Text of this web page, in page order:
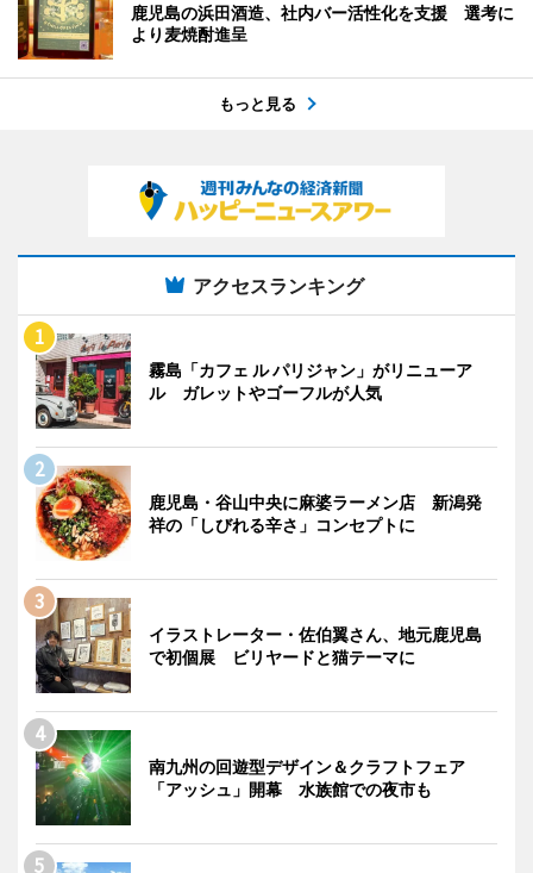
鹿児島の浜田酒造、社内バー活性化を支援 選考に
より麦焼酎進呈
もっと見る
アクセスランキング
霧島「カフェ ル パリジャン」がリニューア
ル ガレットやゴーフルが人気
鹿児島・谷山中央に麻婆ラーメン店 新潟発
祥の「しびれる辛さ」コンセプトに
イラストレーター・佐伯翼さん、地元鹿児島
で初個展 ビリヤードと猫テーマに
南九州の回遊型デザイン＆クラフトフェア
「アッシュ」開幕 水族館での夜市も